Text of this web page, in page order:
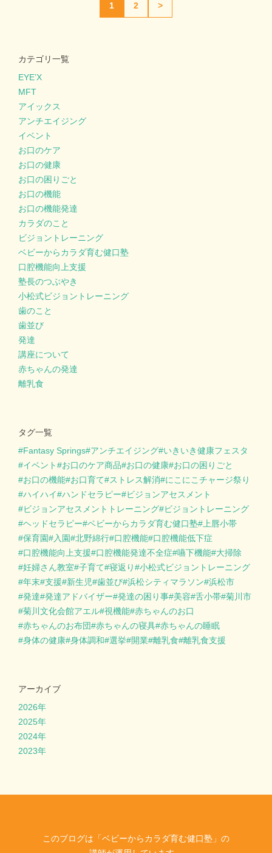
1 2 >
カテゴリ一覧
EYE’X
MFT
アイックス
アンチエイジング
イベント
お口のケア
お口の健康
お口の困りごと
お口の機能
お口の機能発達
カラダのこと
ビジョントレーニング
ベビーからカラダ育む健口塾
口腔機能向上支援
塾長のつぶやき
小松式ビジョントレーニング
歯のこと
歯並び
発達
講座について
赤ちゃんの発達
離乳食
タグ一覧
Fantasy Springs アンチエイジング いきいき健康フェスタ
イベント
お口のケア商品 お口の健康 お口の困りごと
お口の機能 お口育て ストレス解消
にこにこチャージ祭り
ハイハイ
ハンドセラピー
ビジョンアセスメント
ビジョンアセスメントトレーニング
ビジョントレーニング
ヘッドセラピー ベビーからカラダ育む健口塾
上唇小帯
保育園
入園 北野綿行 口腔機能 口腔機能低下症
口腔機能向上支援
口腔機能発達不全症 嚥下機能 大掃除
妊婦さん教室 子育て 寝返り
小松式ビジョントレーニング
年末 支援 新生児 歯並び 浜松シティマラソン 浜松市
発達 発達アドバイザー 発達の困り事 美容 舌小帯 菊川市
菊川文化会館アエル 視機能 赤ちゃんのお口
赤ちゃんのお布団
赤ちゃんの寝具 赤ちゃんの睡眠
身体の健康 身体調和 選挙 開業 離乳食 離乳食支援
アーカイブ
2026年
2025年
2024年
2023年
このブログは「ベビーからカラダ育む健口塾」の